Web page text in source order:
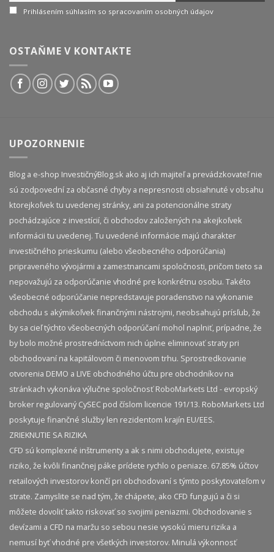
Prihlásením súhlasím so spracovaním osobných údajov
OSTAŇME V KONTAKTE
UPOZORNENIE
Blog a e-shop InvestičnýBlog.sk ako aj ich majiteľ a prevádzkovateľ nie
sú zodpovední za občasné chyby a nepresnosti obsiahnuté v obsahu
ktorejkoľvek tu uvedenej stránky, ani za potencionálne straty
pochádzajúce z investícií, či obchodov založených na akejkoľvek
informácii tu uvedenej. Tu uvedené informácie majú charakter
investičného prieskumu (alebo všeobecného odporúčania)
pripraveného vývojármi a zamestnancami spoločnosti, pričom tieto sa
nepovažujú za odporúčanie vhodné pre konkrétnu osobu. Takéto
všeobecné odporúčanie nepredstavuje poradenstvo na vykonanie
obchodu s akýmikoľvek finančnými nástrojmi, neobsahujú prísľub, že
by sa cieľ týchto všeobecných odporúčaní mohol naplniť, prípadne, že
by bolo možné prostredníctvom nich úplne eliminovať straty pri
obchodovaní na kapitálovom či menovom trhu. Sprostredkovanie
otvorenia DEMO a LIVE obchodného účtu pre obchodníkov na
stránkach vykonáva výlučne spoločnosť RoboMarkets Ltd - evropský
broker regulovaný CySEC pod číslom licencie 191/13. RoboMarkets Ltd
poskytuje finančné služby len rezidentom krajín EU/EES.
ZRIEKNUTIE SA RIZIKA
CFD sú komplexné inštrumenty a ak s nimi obchodujete, existuje
riziko, že kvôli finančnej páke prídete rychlo o peniaze. 67.85% účtov
retailových investorov končí pri obchodovaní s týmto poskytovateľom v
strate. Zamyslite se nad tým, že chápete, ako CFD fungujú a či si
môžete dovoliť takto riskovať so svojimi peniazmi. Obchodovanie s
devízami a CFD na maržu so sebou nesie vysokú mieru rizika a
nemusí byť vhodné pre všetkých investorov. Minulá výkonnosť